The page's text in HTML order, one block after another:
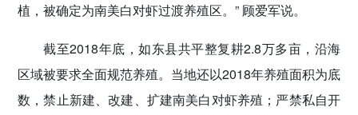
植，被确定为南美白对虾过渡养殖区。” 顾爱军说。
截至2018年底，如东县共平整复耕2.8万多亩，沿海
区域被要求全面规范养殖。当地还以2018年养殖面积为底
数，禁止新建、改建、扩建南美白对虾养殖；严禁私自开